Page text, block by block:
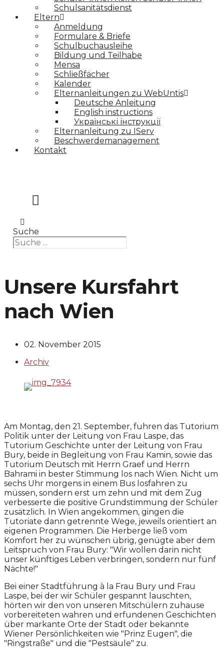
Schulsanitätsdienst
Eltern
Anmeldung
Formulare & Briefe
Schulbuchausleihe
Bildung und Teilhabe
Mensa
Schließfächer
Kalender
Elternanleitungen zu WebUntis
Deutsche Anleitung
English instructions
Українські інструкції
Elternanleitung zu IServ
Beschwerdemanagement
Kontakt
Suche
Unsere Kursfahrt
nach Wien
02. November 2015
Archiv
Am Montag, den 21. September, fuhren das Tutorium
Politik unter der Leitung von Frau Laspe, das
Tutorium Geschichte unter der Leitung von Frau
Bury, beide in Begleitung von Frau Kamin, sowie das
Tutorium Deutsch mit Herrn Graef und Herrn
Bahrami in bester Stimmung los nach Wien. Nicht um
sechs Uhr morgens in einem Bus losfahren zu
müssen, sondern erst um zehn und mit dem Zug
verbesserte die positive Grundstimmung der Schüler
zusätzlich. In Wien angekommen, gingen die
Tutoriate dann getrennte Wege, jeweils orientiert an
eigenen Programmen. Die Herberge ließ vom
Komfort her zu wünschen übrig, genügte aber dem
Leitspruch von Frau Bury: "Wir wollen darin nicht
unser künftiges Leben verbringen, sondern nur fünf
Nächte!"
Bei einer Stadtführung à la Frau Bury und Frau
Laspe, bei der wir Schüler gespannt lauschten,
hörten wir den von unseren Mitschülern zuhause
vorbereiteten wahren und erfundenen Geschichten
über markante Orte der Stadt oder bekannte
Wiener Persönlichkeiten wie "Prinz Eugen", die
"Ringstraße" und die "Pestsäule" zu.